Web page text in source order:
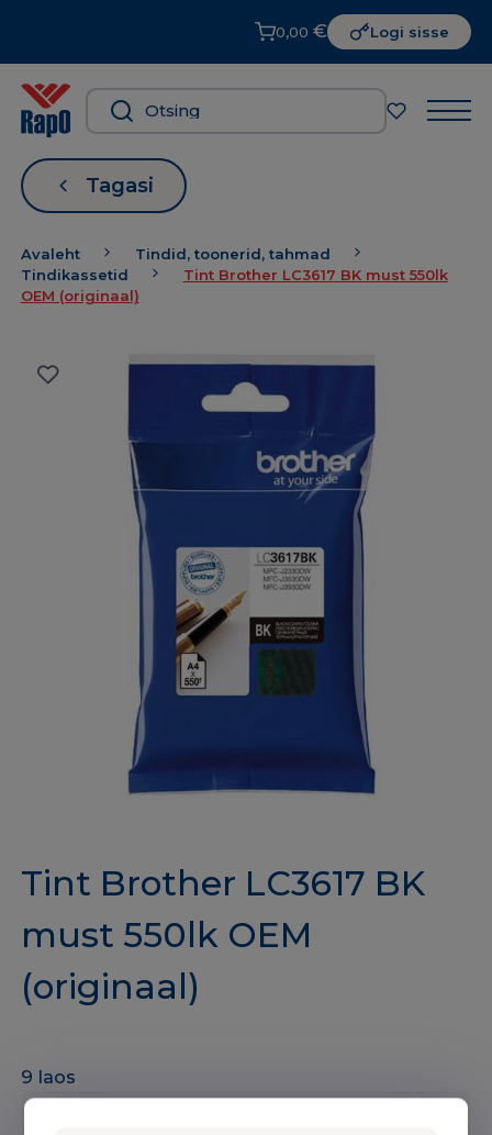
0,00 € Logi sisse
Tagasi
Avaleht
Tindid, toonerid, tahmad
Tindikassetid
Tint Brother LC3617 BK must 550lk
OEM (originaal)
Tint Brother LC3617 BK
must 550lk OEM
(originaal)
9 laos